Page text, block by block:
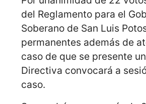
del Reglamento para el
Soberano de San Luis
permanentes además de
caso de que se presente
Directiva convocará a
caso.